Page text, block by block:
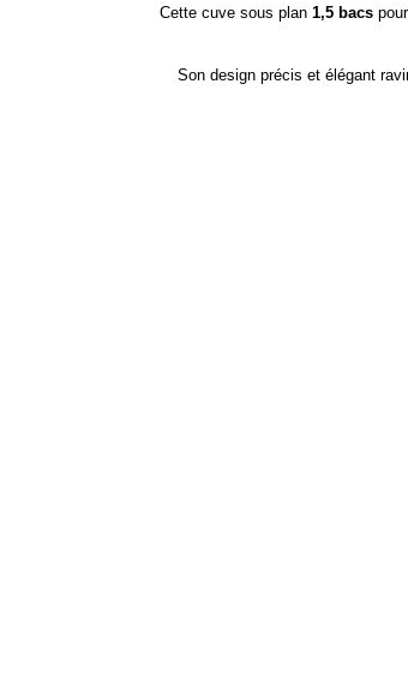
Cette cuve sous plan 1,5 bacs
Son design précis et élégant